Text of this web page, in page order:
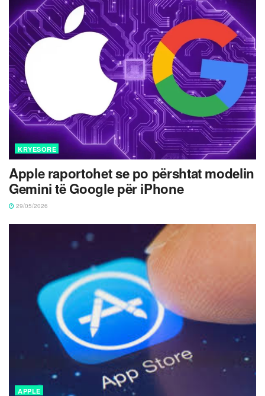
KRYESORE
Apple raportohet se po përshtat modelin
Gemini të Google për iPhone
29/05/2026
APPLE